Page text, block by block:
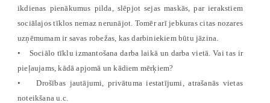
ikdienas pienākumus pilda, slēpjot sejas maskās, par ierakstiem
sociālajos tīklos nemaz nerunājot. Tomēr arī jebkuras citas nozares
uzņēmumam ir savas robežas, kas darbiniekiem būtu jāzina.
• Sociālo tīklu izmantošana darba laikā un darba vietā. Vai tas ir
pieļaujams, kādā apjomā un kādiem mērķiem?
• Drošības jautājumi, privātuma iestatījumi, atrašanās vietas
noteikšana u.c.